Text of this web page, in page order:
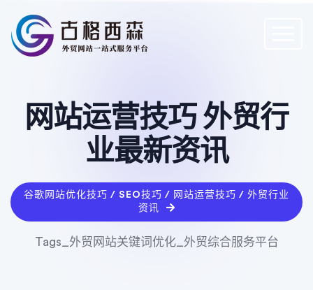
网站运营技巧 外贸行
业最新资讯
谷歌网站优化技巧 / SEO技巧 / 网站运营技巧 / 外贸行业
资讯
Tags_外贸网站关键词优化_外贸综合服务平台